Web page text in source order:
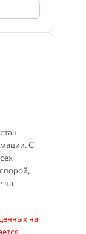
С
на
на